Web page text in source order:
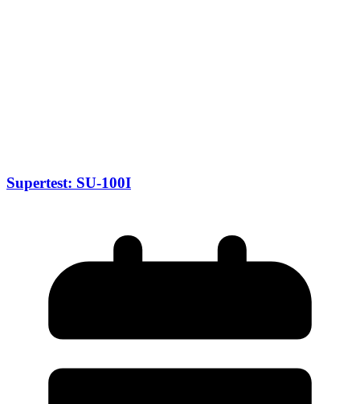
Supertest: SU-100I